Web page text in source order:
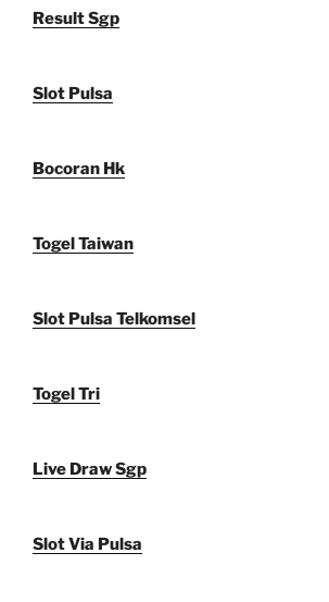
Result Sgp
Slot Pulsa
Bocoran Hk
Togel Taiwan
Slot Pulsa Telkomsel
Togel Tri
Live Draw Sgp
Slot Via Pulsa